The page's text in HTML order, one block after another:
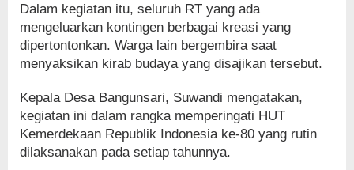
Dalam kegiatan itu, seluruh RT yang ada
mengeluarkan kontingen berbagai kreasi yang
dipertontonkan. Warga lain bergembira saat
menyaksikan kirab budaya yang disajikan tersebut.
Kepala Desa Bangunsari, Suwandi mengatakan,
kegiatan ini dalam rangka memperingati HUT
Kemerdekaan Republik Indonesia ke-80 yang rutin
dilaksanakan pada setiap tahunnya.